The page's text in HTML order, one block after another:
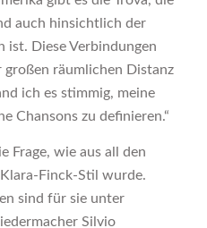
auch hinsichtlich der
ist. Diese Verbindungen
großen räumlichen Distanz
ich es stimmig, meine
Chansons zu definieren.“
Frage, wie aus all den
Finck-Stil wurde.
sind für sie unter
Silvio